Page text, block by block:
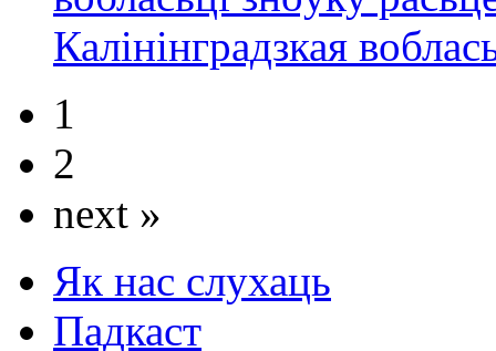
Калінінградзкая
1
2
next »
Як нас слухаць
Падкаст